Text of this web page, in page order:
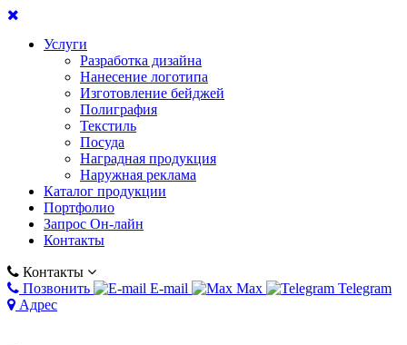
Услуги
Разработка дизайна
Нанесение логотипа
Изготовление бейджей
Полиграфия
Текстиль
Посуда
Наградная продукция
Наружная реклама
Каталог продукции
Портфолио
Запрос Он-лайн
Контакты
Контакты
Позвонить
E-mail Max
Telegram
Адрес